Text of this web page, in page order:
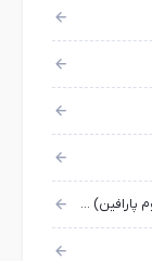
میرزان صادرات ماده نرمال پارافین، پارافین جامد (موم پارافین) چقدر است؟